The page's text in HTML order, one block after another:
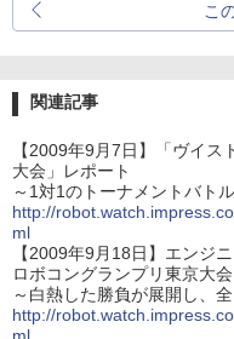
こ
関連記事
【2009年9月7日】「ヴイ
大会」レポート
～1対1のトーナメントバト
http://
ml
【2009年9月18日】エンジ
ロボコングランプリ東京大
～白熱した勝負が展開し、
http://